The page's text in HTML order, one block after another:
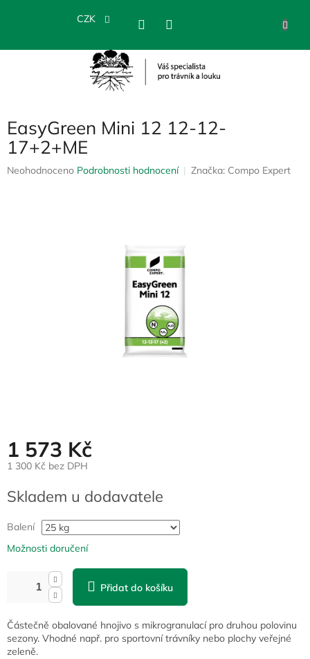
CZK
EasyGreen Mini 12 12-12-
17+2+ME
Průměrné
Neohodnoceno Podrobnosti hodnocení Značka: Compo Expert
1 573 Kč
1 300 Kč bez DPH
cena:
Skladem u dodavatele
Balení
Možnosti doručení
Přidat do košíku
Částečně obalované hnojivo s mikrogranulací pro druhou polovinu
sezony. Vhodné např. pro sportovní trávníky nebo plochy veřejné
zeleně.